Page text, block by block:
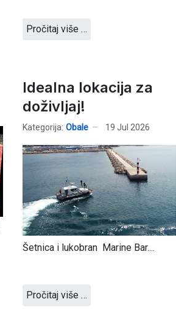
Pročitaj više …
Idealna lokacija za
doživljaj!
Kategorija: Obale 19 Jul 2026
Šetnica i lukobran Marine Bar....
Pročitaj više …